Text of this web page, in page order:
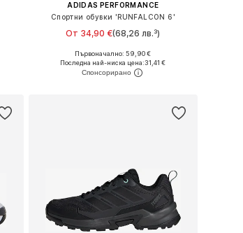
ADIDAS PERFORMANCE
Спортни обувки 'RUNFALCON 6'
От 34,90 €(68,26 лв.³)
Предлага се в много размери
Добави в кошницата
Първоначално: 59,90 €
Последна най-ниска цена:31,41 €